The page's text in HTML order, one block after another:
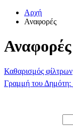
Αρχή
Αναφορές
Αναφορές
Καθαρισμός φίλτρων
Γραμμή του Δημότη: